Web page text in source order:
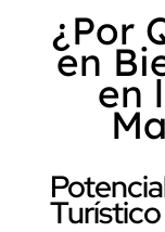
¿Por
en
en
Turístico